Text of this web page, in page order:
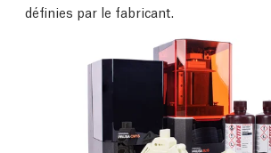
définies par le fabricant.